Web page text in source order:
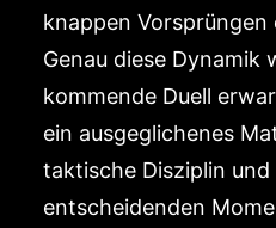
knappen
Genau diese Dynamik
kommende Duell
ein ausgeglichenes
taktische Disziplin
entscheidenden